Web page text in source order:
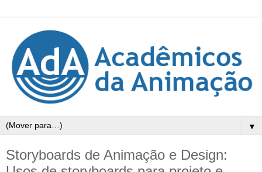
▼
Storyboards de Animação e Design: